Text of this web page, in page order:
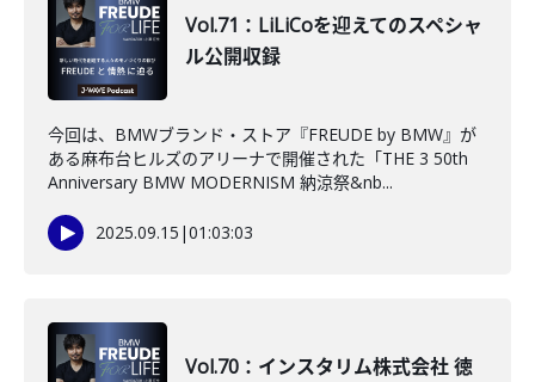
Vol.71：LiLiCoを迎えてのスペシャ
ル公開収録
今回は、BMWブランド・ストア『FREUDE by BMW』が
ある麻布台ヒルズのアリーナで開催された「THE 3 50th
Anniversary​ BMW MODERNISM 納涼祭&nb...
2025.09.15 |01:03:03
Vol.70：インスタリム株式会社 徳